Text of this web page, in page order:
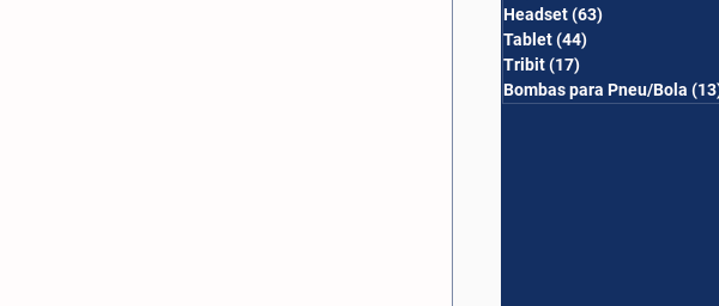
Headset(63)
Tablet(44)
Tribit(17)
Bombas para Pneu/Bola